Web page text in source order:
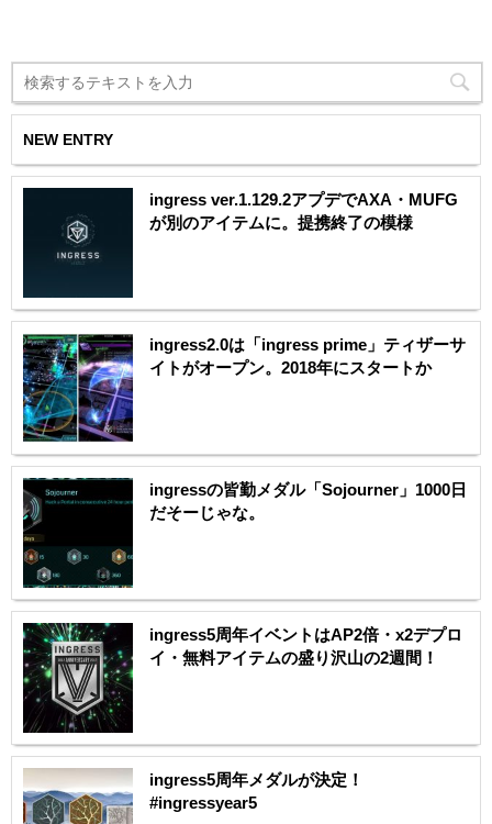
NEW ENTRY
ingress ver.1.129.2アプデでAXA・MUFG
が別のアイテムに。提携終了の模様
ingress2.0は「ingress prime」ティザーサ
イトがオープン。2018年にスタートか
ingressの皆勤メダル「Sojourner」1000日
だそーじゃな。
ingress5周年イベントはAP2倍・x2デプロ
イ・無料アイテムの盛り沢山の2週間！
ingress5周年メダルが決定！
#ingressyear5